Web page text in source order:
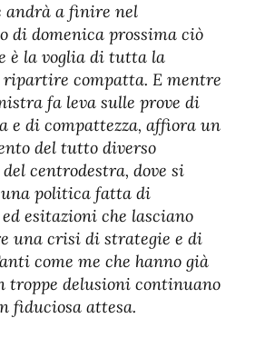
andrà a finire nel
di domenica prossima ciò
è la voglia di tutta la
compatta. E mentre
fa leva sulle prove di
e di compattezza, affiora un
del tutto diverso
centrodestra, dove si
politica fatta di
esitazioni che lasciano
una crisi di strategie e di
come me che hanno già
troppe delusioni continuano
fiduciosa attesa.